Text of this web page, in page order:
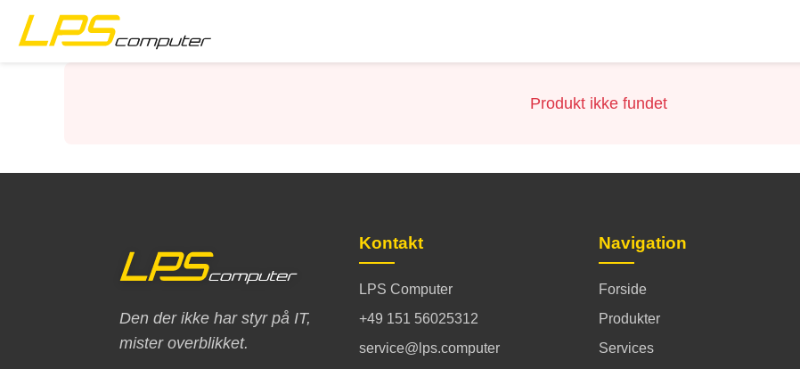
Produkt ikke fundet
Den der ikke har styr på IT,
mister overblikket.
Kontakt
LPS Computer
+49 151 56025312
service@lps.computer
Navigation
Forside
Produkter
Services